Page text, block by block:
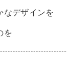
なデザインを
を